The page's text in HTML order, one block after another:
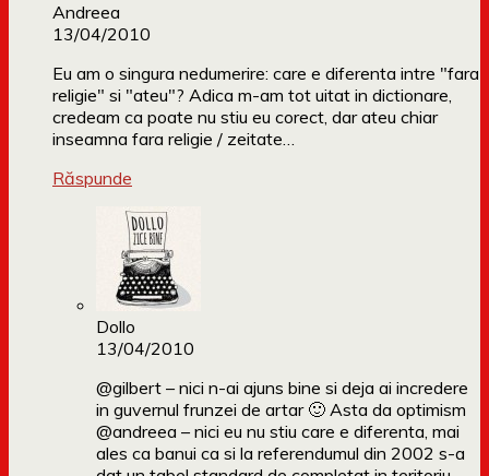
Andreea
13/04/2010
Eu am o singura nedumerire: care e diferenta intre "fara
religie" si "ateu"? Adica m-am tot uitat in dictionare,
credeam ca poate nu stiu eu corect, dar ateu chiar
inseamna fara religie / zeitate…
Răspunde
Dollo
13/04/2010
@gilbert – nici n-ai ajuns bine si deja ai incredere
in guvernul frunzei de artar 🙂 Asta da optimism
@andreea – nici eu nu stiu care e diferenta, mai
ales ca banui ca si la referendumul din 2002 s-a